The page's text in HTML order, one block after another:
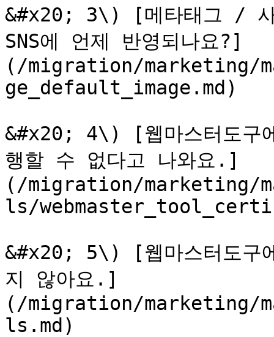
&#x20; 3\) [메타태그 / 사
SNS에 언제 반영되나요?]
(/migration/marketing/
ge_default_image.md)
&#x20; 4\) [웹마스터도구
행할 수 없다고 나와요.]
(/migration/marketing/
ls/
&#x20; 5\) [웹마스터도구
지 않아요.]
(/migration/marketing/
ls.md)